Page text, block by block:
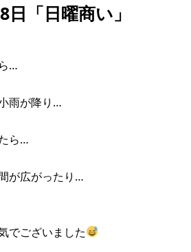
日「日曜商い」
…
雨が降り…
ら…
が広がったり…
でございました